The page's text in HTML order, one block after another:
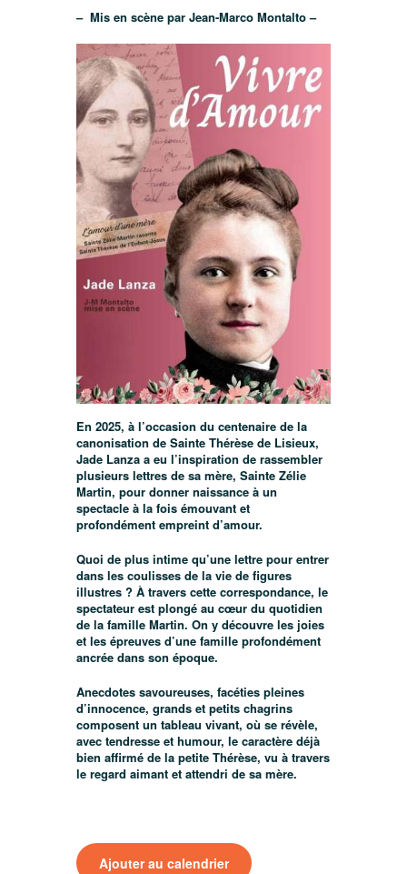
– Mis en scène par Jean-Marco Montalto –
En 2025, à l’occasion du centenaire de la
canonisation de Sainte Thérèse de Lisieux,
Jade Lanza a eu l’inspiration de rassembler
plusieurs lettres de sa mère, Sainte Zélie
Martin, pour donner naissance à un
spectacle à la fois émouvant et
profondément empreint d’amour.
Quoi de plus intime qu’une lettre pour entrer
dans les coulisses de la vie de figures
illustres ? À travers cette correspondance, le
spectateur est plongé au cœur du quotidien
de la famille Martin. On y découvre les joies
et les épreuves d’une famille profondément
ancrée dans son époque.
Anecdotes savoureuses, facéties pleines
d’innocence, grands et petits chagrins
composent un tableau vivant, où se révèle,
avec tendresse et humour, le caractère déjà
bien affirmé de la petite Thérèse, vu à travers
le regard aimant et attendri de sa mère.
Ajouter au calendrier